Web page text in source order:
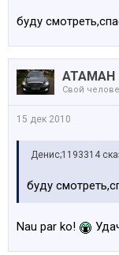
буду
АТАМАН
Свой
15 дек 2010
Денис;1193314
буду
Nau par ko!